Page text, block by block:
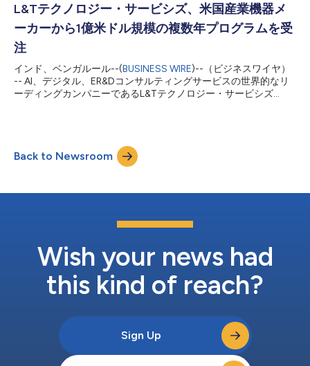
は、北米、欧州をはじめ世界17か国から、業界リーダーと個人の
チェンジメーカーが集いました。 主要企業・組織およびエンジ
ニアリング分野の先駆者から寄せられた計258件の応募が、「エ
ンジニアリング・ザ・チェンジ」（チーム）および「エンジニ
ア・アット・ハート」（個人）の各部門で競い、12の異なる賞部
門にまたがりました。Physical AI ImpactからDigital Engineering
Project、Top Sustainability Initiative、Women Engineer of the
Yearに至る各部門は、エンジニ...
L&Tテクノロジー・サービシズ、米国産業機器メ
ーカーから1億米ドル規模の複数年プログラムを受
注
インド、ベンガルール--(BUSINESS WIRE)--（ビジネスワイヤ）
-- AI、デジタル、ER&Dコンサルティングサービスの世界的なリ
ーディングカンパニーであるL&Tテクノロジー・サービシズ
の複数年契約を締結したものです。 本契約に基づき、LTTSは
AI、コンピュータビジョン、次世代の自動化技術における深い専
門知識を活用し、新製品開発、サステナンス・エンジニアリン
関するクライアントの取り組みをサポートします。さらに、
プリケーション・エンジニアリング、そしてよりデジタルかつAI
を活用した未来への移行についてクライアントを支援するため、
ノロジー・サービシズの最高経営責任者（CEO）兼マネージン...
Back to Newsroom
Wish your news had
this kind of reach?
Sign Up